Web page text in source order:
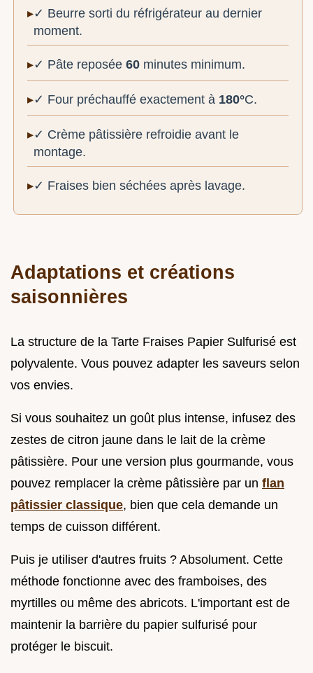
✓ Beurre sorti du réfrigérateur au dernier
moment.
✓ Pâte reposée60 minutes minimum.
✓ Four préchauffé exactement à 180°C.
✓ Crème pâtissière refroidie avant le
montage.
✓ Fraises bien séchées après lavage.
Adaptations et créations
saisonnières
La structure de la Tarte Fraises Papier Sulfurisé est
polyvalente. Vous pouvez adapter les saveurs selon
vos envies.
Si vous souhaitez un goût plus intense, infusez des
zestes de citron jaune dans le lait de la crème
pâtissière. Pour une version plus gourmande, vous
pouvez remplacer la crème pâtissière par un flan
pâtissier classique, bien que cela demande un
temps de cuisson différent.
Puis je utiliser d'autres fruits ? Absolument. Cette
méthode fonctionne avec des framboises, des
myrtilles ou même des abricots. L'important est de
maintenir la barrière du papier sulfurisé pour
protéger le biscuit.